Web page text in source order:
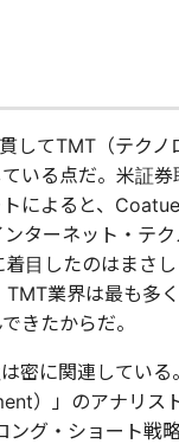
してTMT（テクノ
いる点だ。米証券
によると、Coatue
ターネット・テク
目したのはまさし
TMT業界は最も多く
きたからだ。
密に関連している
）」のアナリス
ング・ショート戦